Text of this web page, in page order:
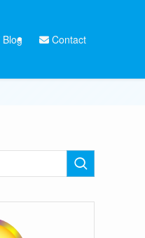
Blog Contact